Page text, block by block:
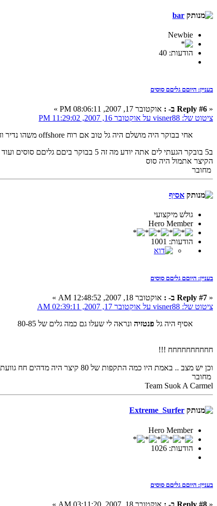
bar
Newbie
הודעות: 40
בעניין: היוםם גליםם סוסים
« Reply #6 ב- :
אוקטובר 17, 2007, 08:06:11 PM »
ציטוט של: visner88 על אוקטובר 16, 2007, 11:29:02 PM
אחי בבוקר היה מושלם היה גל טוב אם רוח offshore משהו נדיר והים רק עולה
ב5 בובקר הגעתי לים אתה יודע מה
הקיצר אתמול היה סוס
מחובר
אסיף
גולש מיקצועי
Hero Member
הודעות: 1001
בעניין: היוםם גליםם סוסים
« Reply #7 ב- :
אוקטובר 18, 2007, 12:48:52 AM »
ציטוט של: visner88 על אוקטובר 17, 2007, 02:39:11 AM
אסיף היה גל פנטזיה ונראה לי שעלו גם כמה גלים של 80-85
חחחחחחחחחח !!!
וכן יש מצב .. באמת היו כמה התקפות של 80 קיצר היה מדהים חח גוועתי ברעב אבל לא רציתי לצאת מהמים !
מחובר
Team Suok A Carmel
Extreme_Surfer
Hero Member
הודעות: 1026
בעניין: היוםם גליםם סוסים
« Reply #8 ב- : אוקטובר 18, 2007, 03:11:20 AM »